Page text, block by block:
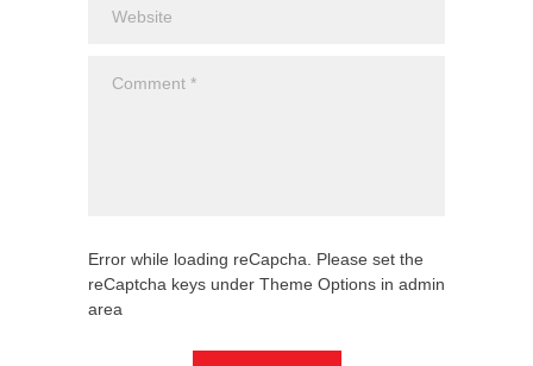
Error while loading reCapcha. Please set the
reCaptcha keys under Theme Options in admin
area